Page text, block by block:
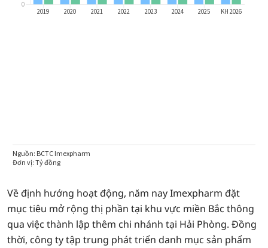
Về định hướng hoạt động, năm nay Imexpharm đặt
mục tiêu mở rộng thị phần tại khu vực miền Bắc thông
qua việc thành lập thêm chi nhánh tại Hải Phòng. Đồng
thời, công ty tập trung phát triển danh mục sản phẩm